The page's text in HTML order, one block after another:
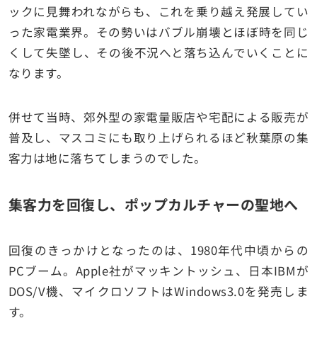
ックに見舞われながらも、これを乗り越え発展してい
った家電業界。その勢いはバブル崩壊とほぼ時を同じ
くして失墜し、その後不況へと落ち込んでいくことに
なります。
併せて当時、郊外型の家電量販店や宅配による販売が
普及し、マスコミにも取り上げられるほど秋葉原の集
客力は地に落ちてしまうのでした。
集客力を回復し、ポップカルチャーの聖地へ
回復のきっかけとなったのは、1980年代中頃からの
PCブーム。Apple社がマッキントッシュ、日本IBMが
DOS/V機、マイクロソフトはWindows3.0を発売しま
す。